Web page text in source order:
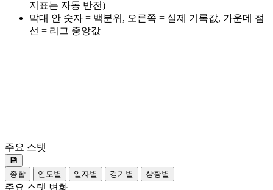
지표는 자동 반전)
막대 안 숫자 = 백분위, 오른쪽 = 실제 기록값, 가운데 점
선 = 리그 중앙값
주요 스탯
💾
종합
연도별 일자별 경기별 상황별
주요 스탯 변화